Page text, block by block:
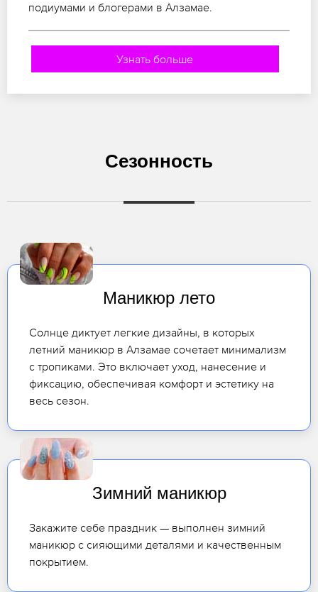
подиумами и блогерами в Алзамае.
Узнать больше
Сезонность
Маникюр лето
Солнце диктует легкие дизайны, в которых
летний маникюр в Алзамае сочетает минимализм
с тропиками. Это включает уход, нанесение и
фиксацию, обеспечивая комфорт и эстетику на
весь сезон.
Зимний маникюр
Закажите себе праздник — выполнен зимний
маникюр с сияющими деталями и качественным
покрытием.